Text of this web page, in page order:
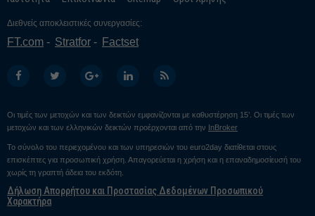
Διεθνείς αποκλειστικές συνεργασίες:
FT.com Stratfor Factset
Οι τιμές των μετοχών και των δεικτών εμφανίζονται με καθυστέρηση 15’. Οι τιμές των
μετοχών και των ελληνικών δεικτών προέρχονται από την InBroker
Το σύνολο του περιεχομένου και των υπηρεσιών του euro2day διατίθεται στους
επισκέπτες για προσωπική χρήση. Απαγορεύεται η χρήση και η επαναδημοσίευσή του
χωρίς τη γραπτή άδεια του εκδότη.
Δήλωση Απορρήτου και Προστασίας Δεδομένων Προσωπικού
Χαρακτήρα